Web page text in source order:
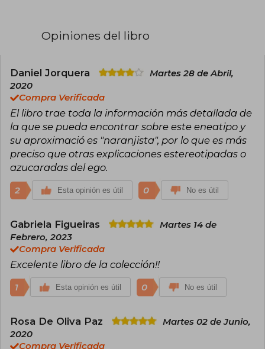
el Instituto Esalen. Desarrolló posteriormente la
Instituto SAT (Seekers After Truth) [Buscadores
psicoespiritual. Se le considera un pionero de la
psicología transpersonal y un integrador entre
psicoterapia y espiritualidad
Cuando no escribe, viaja por todo el mundo,
consagrando su vida a ayudar a los demás en su
búsqueda de la transformación y tratando de
influir en la opinión pública y las autoridades en
de la educación podrá cambiar el curso
catastrófico de la historia.
Claudio Naranjo recibió tres doctorados Honoris
Causa (uno de ellos en educación de la
Universidad de Udine en Italia, otro en
psicología humanista de la Universidad
Concordia en México, y uno de la Universidad
en el campo de la educación. Fue nombrado
asesor del foro global para el futuro de la
Claudio Naranjo (con el apoyo del gobierno
mexicano) y fue nominado como candidato al
Opiniones del libro
Daniel Jorquera
Martes 28 de Abril,
2020
Compra Verificada
El libro trae toda la información más detallada de
la que se pueda encontrar sobre este eneatipo y
su aproximació es "naranjista", por lo que es más
preciso que otras explicaciones estereotipadas o
azucaradas del ego.
2 Esta opinión es útil 0 No es útil
Gabriela Figueiras
Martes 14 de
Febrero, 2023
Compra Verificada
Excelente libro de la colección!!
1 Esta opinión es útil 0 No es útil
Rosa De Oliva Paz
Martes 02 de Junio,
2020
Compra Verificada